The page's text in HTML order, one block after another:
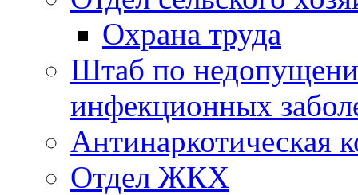
Охрана труда
Штаб по
инфекционных
Антинаркотическая
Отдел ЖКХ